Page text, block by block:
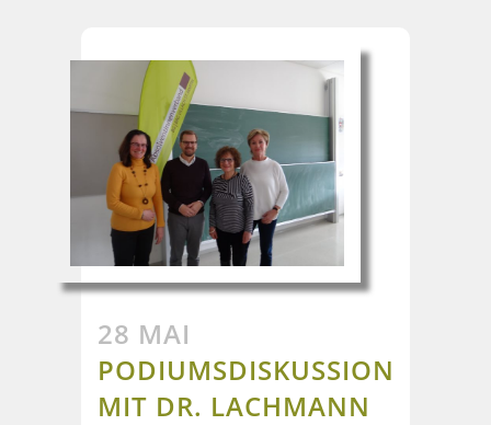
28 MAI
PODIUMSDISKUSSION
MIT DR. LACHMANN